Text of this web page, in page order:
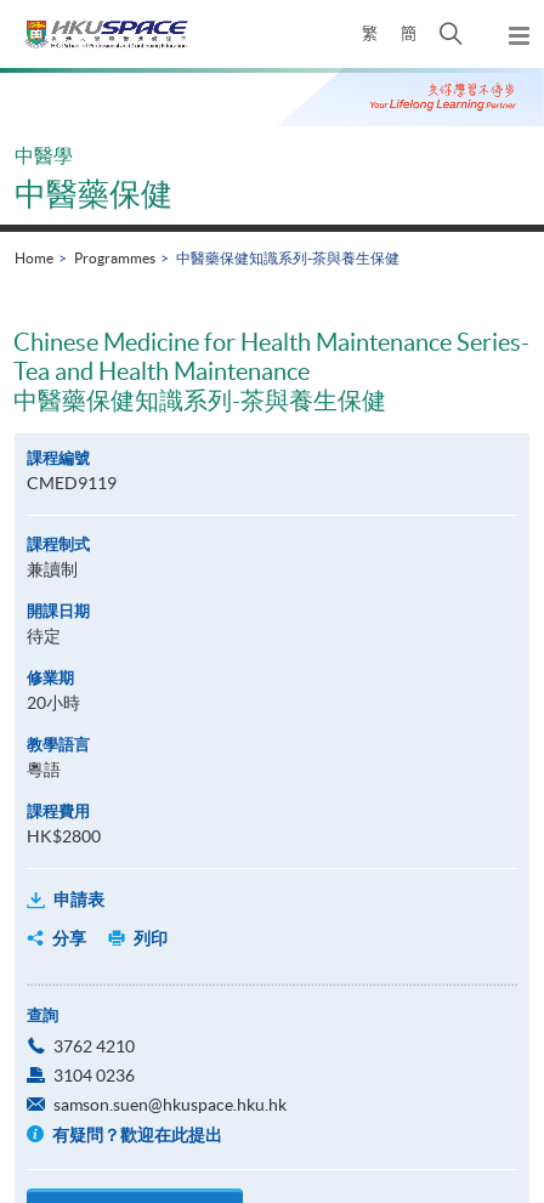
繁 簡
Open
search
panel
Main
中醫學
中醫藥保健
Home Programmes 中醫藥保健知識系列-茶與養生保健
Chinese Medicine for Health Maintenance Series-
Tea and Health Maintenance
中醫藥保健知識系列-茶與養生保健
課程編號
CMED9119
課程制式
兼讀制
開課日期
待定
修業期
20小時
教學語言
粵語
課程費用
HK$2800
申請表
分享
列印
查詢
3762 4210
3104 0236
samson.suen@hkuspace.hku.hk
有疑問？歡迎在此提出